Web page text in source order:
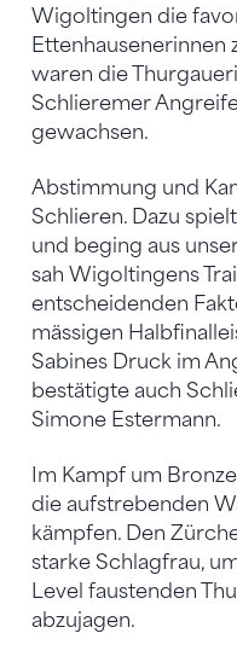
Wigoltingen die
Ettenhausenerinnen
waren die
Schlieremer
gewachsen.
Abstimmung und
Schlieren. Dazu
und beging aus
sah Wigoltingens
entscheidenden
mässigen
Sabines Druck im
bestätigte auch
Simone Estermann.
Im Kampf um
die aufstrebenden
kämpfen. Den
starke Schlagfrau,
Level faustenden
abzujagen.